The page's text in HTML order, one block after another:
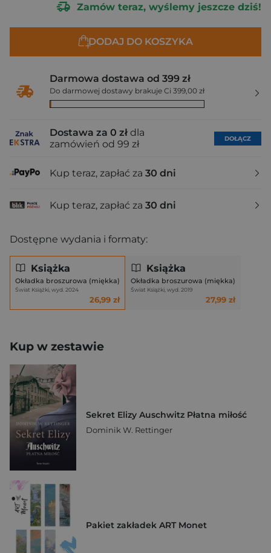
Zamów teraz, wyślemy jeszcze dziś!
DODAJ DO KOSZYKA
Darmowa dostawa od 399 zł
Do darmowej dostawy brakuje Ci 399,00 zł
Dostawa za 0 zł dla
zamówień od 99 zł
DOŁĄCZ
Kup teraz, zapłać za 30 dni
Kup teraz, zapłać za 30 dni
Dostępne wydania i formaty:
Książka
Okładka broszurowa (miękka)
Świat Książki, wyd. 2024
26,99 zł
Książka
Okładka broszurowa (miękka)
Świat Książki, wyd. 2019
27,99 zł
Kup w zestawie
Sekret Elizy Auschwitz Płatna miłość
Dominik W. Rettinger
Pakiet zakładek ART Monet